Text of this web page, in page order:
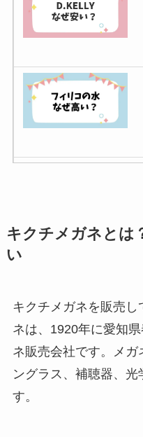
キクチメガネとは
い
キクチメガネを販売
ネは、1920年に愛知
ネ販売会社です。メ
ングラス、補聴器、光
す。